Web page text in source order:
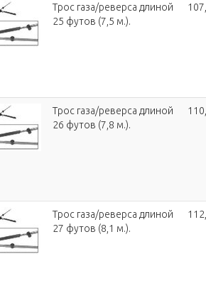
Трос газа/реверса длиной
25 футов (7,5 м.).
Трос газа/реверса длиной
26 футов (7,8 м.).
Трос газа/реверса длиной
27 футов (8,1 м.).